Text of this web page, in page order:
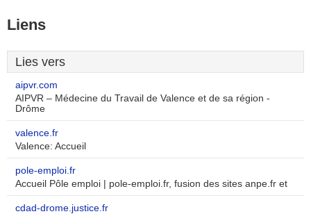
Liens
Lies vers
aipvr.com
AIPVR – Médecine du Travail de Valence et de sa région -
Drôme
valence.fr
Valence: Accueil
pole-emploi.fr
Accueil Pôle emploi | pole-emploi.fr, fusion des sites anpe.fr et
cdad-drome.justice.fr